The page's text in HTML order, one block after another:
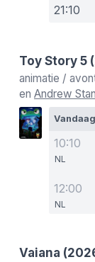
21:10
Toy Story 5
animatie /
en Andrew
Vandaag
10:10
NL
12:00
NL
Vaiana